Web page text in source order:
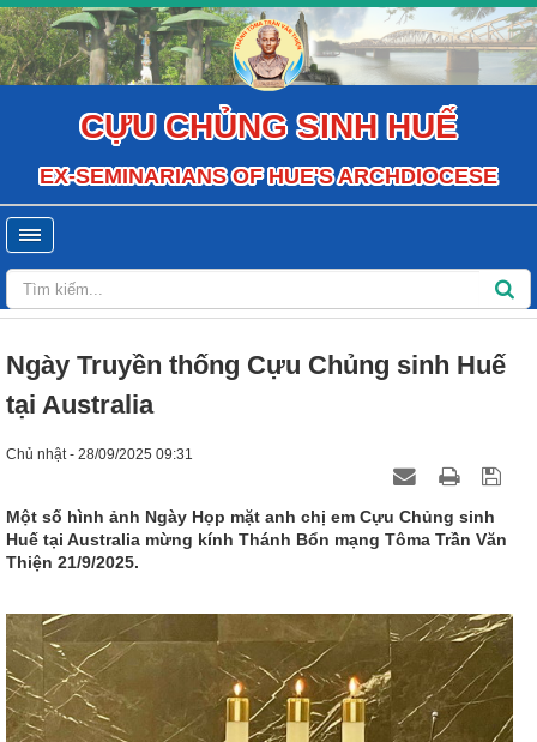
CỰU CHỦNG SINH HUẾ
EX-SEMINARIANS OF HUE'S ARCHDIOCESE
Ngày Truyền thống Cựu Chủng sinh Huế
tại Australia
Chủ nhật - 28/09/2025 09:31
Một số hình ảnh Ngày Họp mặt anh chị em Cựu Chủng sinh
Huế tại Australia mừng kính Thánh Bổn mạng Tôma Trần Văn
Thiện 21/9/2025.